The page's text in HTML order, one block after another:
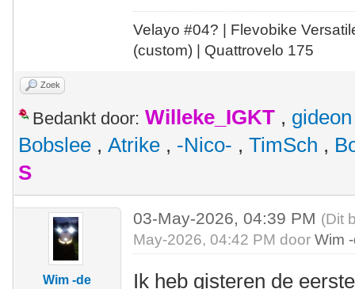
Velayo #04? | Flevobike
(custom) | Quattrovelo 175
Zoek
Bedankt door: Willeke_IGKT , gideon
Bobslee , Atrike , -Nico- , TimSch ,
S
Wim -de
03-May-2026, 04:39 PM (Dit
May-2026, 04:42 PM doorWim
Ik heb gisteren de